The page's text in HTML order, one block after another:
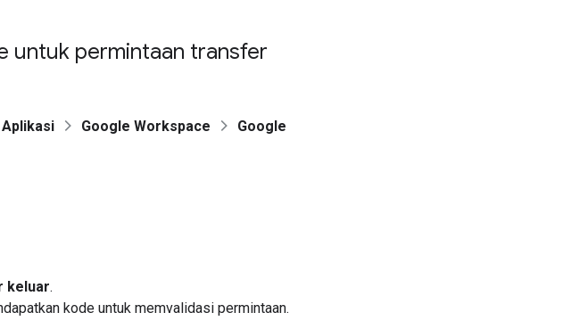
untuk permintaan transfer
Aplikasi Google Workspace
Google
keluar.
kode untuk memvalidasi permintaan.